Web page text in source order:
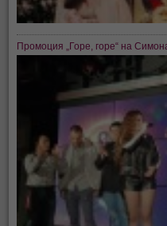
Промоция „Горе, горе“ на